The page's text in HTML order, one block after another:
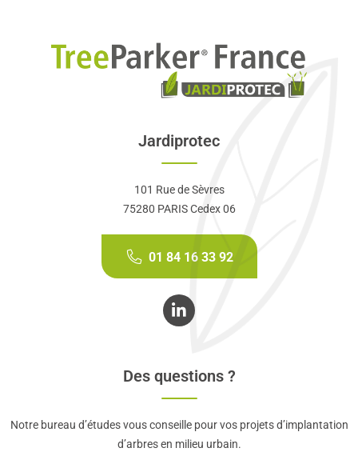
Jardiprotec
101 Rue de Sèvres
75280 PARIS Cedex 06
01 84 16 33 92
Des questions ?
Notre bureau d’études vous conseille pour vos projets d’implantation
d’arbres en milieu urbain.